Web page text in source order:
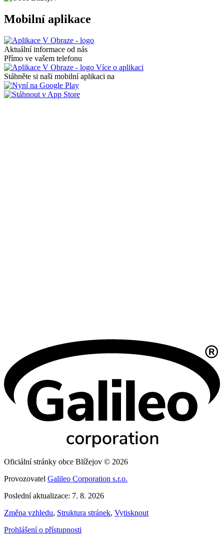
Mobilní aplikace
Aktuální informace od nás
Přímo ve vašem telefonu
Více o aplikaci
Stáhněte si naši mobilní aplikaci na
Oficiální stránky obce Blížejov © 2026
Provozovatel Galileo Corporation s.r.o.
Poslední aktualizace: 7. 8. 2026
Změna vzhledu, Struktura stránek, Vytisknout
Prohlášení o přístupnosti